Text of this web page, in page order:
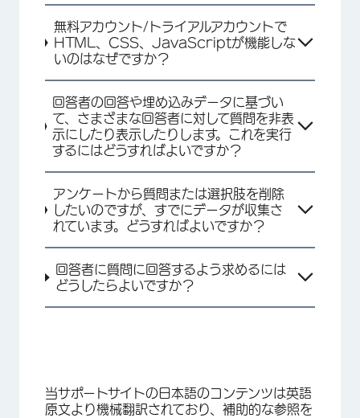
無料アカウント/トライアルアカウントで
HTML、CSS、JavaScriptが機能しな
いのはなぜですか？
回答者の回答や埋め込みデータに基づい
て、さまざまな回答者に対して質問を非表
示にしたり表示したりします。これを実行
するにはどうすればよいですか？
アンケートから質問または選択肢を削除
したいのですが、すでにデータが収集さ
れています。どうすればよいですか？
回答者に質問に回答するよう求めるには
どうしたらよいですか？
当サポートサイトの日本語のコンテンツは英語
原文より機械翻訳されており、補助的な参照を